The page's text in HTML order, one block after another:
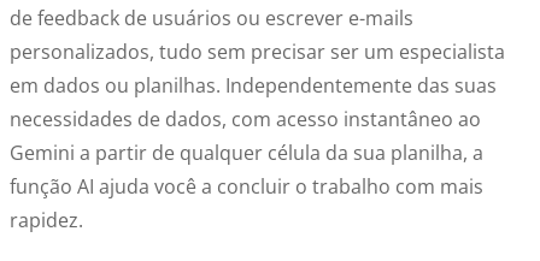
de feedback de usuários ou escrever e-mails
personalizados, tudo sem precisar ser um especialista
em dados ou planilhas. Independentemente das suas
necessidades de dados, com acesso instantâneo ao
Gemini a partir de qualquer célula da sua planilha, a
função AI ajuda você a concluir o trabalho com mais
rapidez.